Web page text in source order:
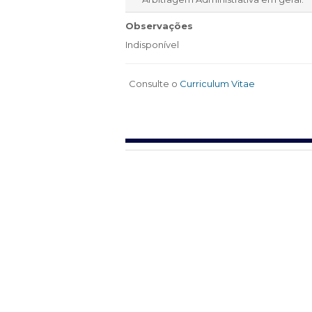
Observações
Indisponível
Consulte o Curriculum Vitae